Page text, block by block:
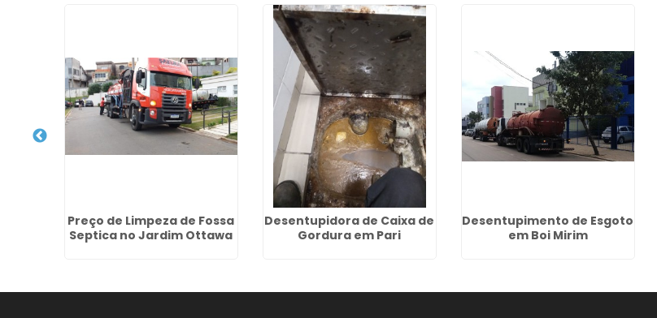
Preço de Limpeza de Fossa
Septica no Jardim Ottawa
Desentupidora de Caixa de
Gordura em Pari
Desentupimento de Esgoto
em Boi Mirim